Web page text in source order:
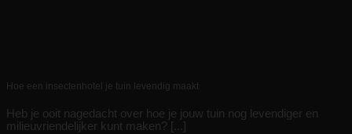
Hoe een insectenhotel je tuin levendig maakt
Heb je ooit nagedacht over hoe je jouw tuin nog levendiger en
milieuvriendelijker kunt maken? [...]